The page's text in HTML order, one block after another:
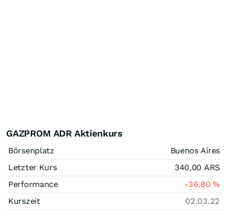
GAZPROM ADR Aktienkurs
Börsenplatz
Buenos Aires
Letzter Kurs
340,00 ARS
Performance
-36,80%
Kurszeit
02.03.22